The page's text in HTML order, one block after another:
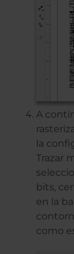
A
la
Trazar
bits,
en la
como